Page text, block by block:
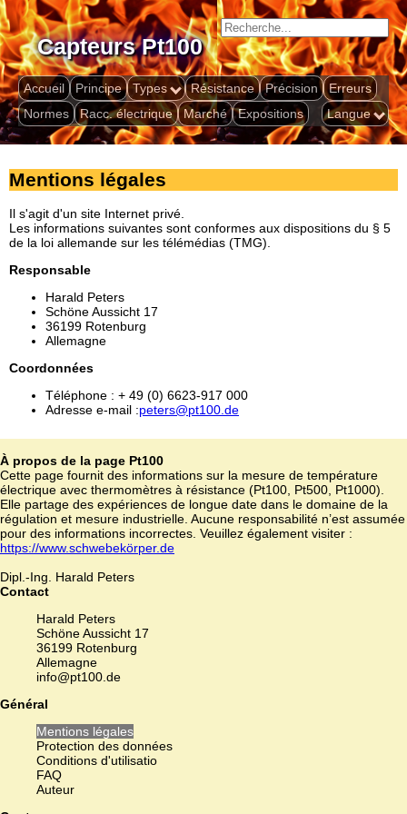
Capteurs Pt100
Accueil Principe Types Résistance Précision
Erreurs
Normes
Racc. électrique Marché Expositions Langue
Mentions légales
Il s'agit d'un site Internet privé.
Les informations suivantes sont conformes aux dispositions du § 5
de la loi allemande sur les télémédias (TMG).
Responsable
Harald Peters
Schöne Aussicht 17
36199 Rotenburg
Allemagne
Coordonnées
Téléphone : + 49 (0) 6623-917 000
Adresse e-mail :peters@pt100.de
À propos de la page Pt100
Cette page fournit des informations sur la mesure de température
électrique avec thermomètres à résistance (Pt100, Pt500, Pt1000).
Elle partage des expériences de longue date dans le domaine de la
régulation et mesure industrielle. Aucune responsabilité n’est assumée
pour des informations incorrectes. Veuillez également visiter :
https://www.schwebekörper.de
Dipl.-Ing. Harald Peters
Contact
Harald Peters
Schöne Aussicht 17
36199 Rotenburg
Allemagne
info@pt100.de
Général
Mentions légales
Protection des données
Conditions d'utilisatio
FAQ
Auteur